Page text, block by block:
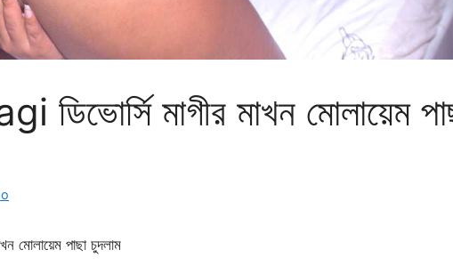
মাগীর মাখন মোলায়েম
মোলায়েম পাছা চুদলাম